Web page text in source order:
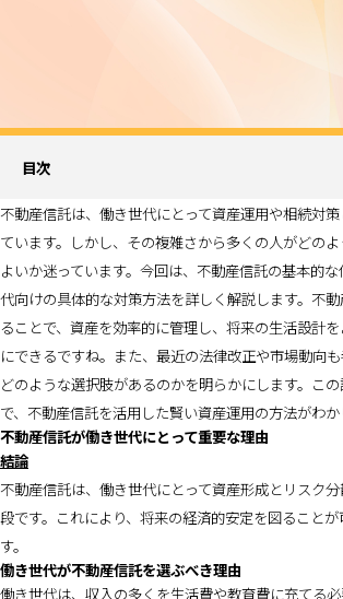
目次
不動産信託は、働き世代にとって資産運用や相続対
ています。しかし、その複雑さから多くの人がどの
よいか迷っています。今回は、不動産信託の基本的
代向けの具体的な対策方法を詳しく解説します。不
ることで、資産を効率的に管理し、将来の生活設計
にできるですね。また、最近の法律改正や市場動向も
どのような選択肢があるのかを明らかにします。こ
で、不動産信託を活用した賢い資産運用の方法がわか
不動産信託が働き世代にとって重要な理由
結論
不動産信託は、働き世代にとって資産形成とリスク
段です。これにより、将来の経済的安定を図ることが
す。
働き世代が不動産信託を選ぶべき理由
働き世代は、収入の多くを生活費や教育費に充てる必